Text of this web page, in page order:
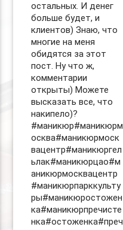
остальных. И денег
больше будет, и
клиентов) Знаю, что
многие на меня
обидятся за этот
пост. Ну что ж,
комментарии
открыты) Можете
высказать все, что
накипело)?
#маникюр#маникюрм
осква#маникюрмоск
вацентр#маникюргел
ьлак#маникюрцао#м
аникюрмосквацентр
#маникюрпарккульту
ры#маникюростожен
ка#маникюрпречисте
нка#остоженка#преч